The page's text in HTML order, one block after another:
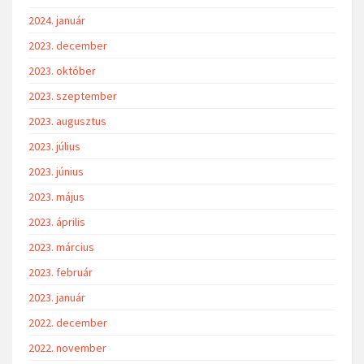
2024. január
2023. december
2023. október
2023. szeptember
2023. augusztus
2023. július
2023. június
2023. május
2023. április
2023. március
2023. február
2023. január
2022. december
2022. november